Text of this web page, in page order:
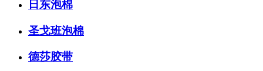
日东泡棉
圣戈班泡棉
德莎胶带